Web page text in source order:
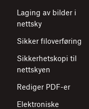
Laging av bilder i
nettsky
Sikker filoverføring
Sikkerhetskopi til
nettskyen
Rediger PDF-er
Elektroniske